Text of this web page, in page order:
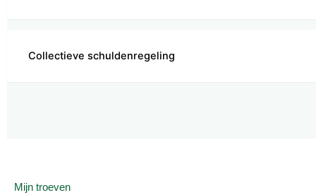
Collectieve schuldenregeling
Mijn troeven